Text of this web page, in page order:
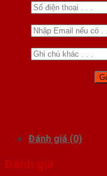
Đánh giá (0)
Đánh giá